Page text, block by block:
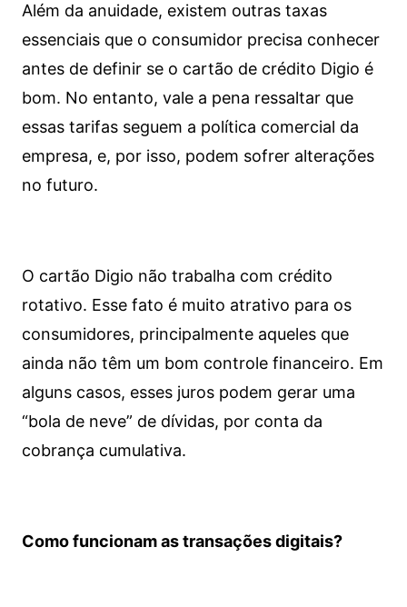
Além da anuidade, existem outras taxas
essenciais que o consumidor precisa conhecer
antes de definir se o cartão de crédito Digio é
bom. No entanto, vale a pena ressaltar que
essas tarifas seguem a política comercial da
empresa, e, por isso, podem sofrer alterações
no futuro.
O cartão Digio não trabalha com crédito
rotativo. Esse fato é muito atrativo para os
consumidores, principalmente aqueles que
ainda não têm um bom controle financeiro. Em
alguns casos, esses juros podem gerar uma
“bola de neve” de dívidas, por conta da
cobrança cumulativa.
Como funcionam as transações digitais?